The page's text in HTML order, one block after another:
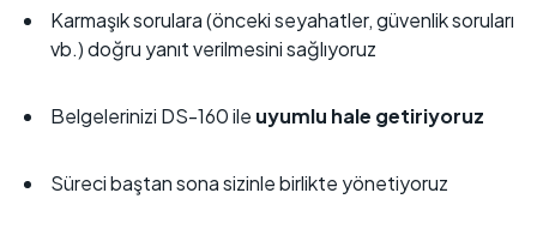
Karmaşık sorulara (önceki seyahatler, güvenlik soruları
vb.) doğru yanıt verilmesini sağlıyoruz
Belgelerinizi DS-160 ile uyumlu hale getiriyoruz
Süreci baştan sona sizinle birlikte yönetiyoruz